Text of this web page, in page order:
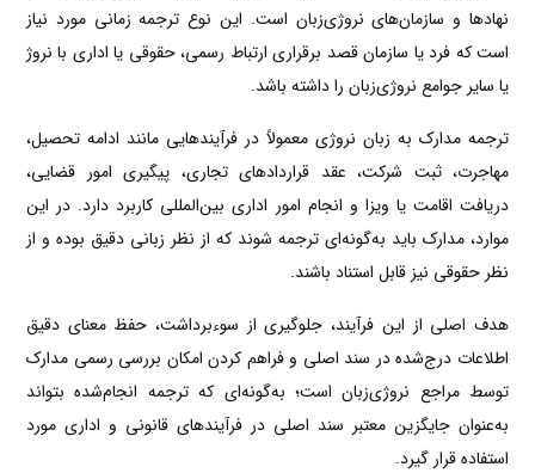
نهادها و سازمان‌های نروژی‌زبان است. این نوع ترجمه زمانی مورد نیاز
است که فرد یا سازمان قصد برقراری ارتباط رسمی، حقوقی یا اداری با نروژ
یا سایر جوامع نروژی‌زبان را داشته باشد.
ترجمه مدارک به زبان نروژی معمولاً در فرآیندهایی مانند ادامه تحصیل،
مهاجرت، ثبت شرکت، عقد قراردادهای تجاری، پیگیری امور قضایی،
دریافت اقامت یا ویزا و انجام امور اداری بین‌المللی کاربرد دارد. در این
موارد، مدارک باید به‌گونه‌ای ترجمه شوند که از نظر زبانی دقیق بوده و از
نظر حقوقی نیز قابل استناد باشند.
هدف اصلی از این فرآیند، جلوگیری از سوءبرداشت، حفظ معنای دقیق
اطلاعات درج‌شده در سند اصلی و فراهم کردن امکان بررسی رسمی مدارک
توسط مراجع نروژی‌زبان است؛ به‌گونه‌ای که ترجمه انجام‌شده بتواند
به‌عنوان جایگزین معتبر سند اصلی در فرآیندهای قانونی و اداری مورد
استفاده قرار گیرد.